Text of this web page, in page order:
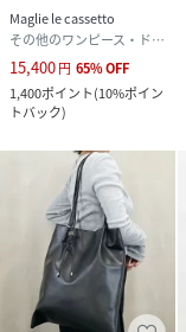
Maglie le cassetto
その他のワンピース・ドレス
15,400円 65%OFF
1,400ポイント(10%ポイン
トバック)